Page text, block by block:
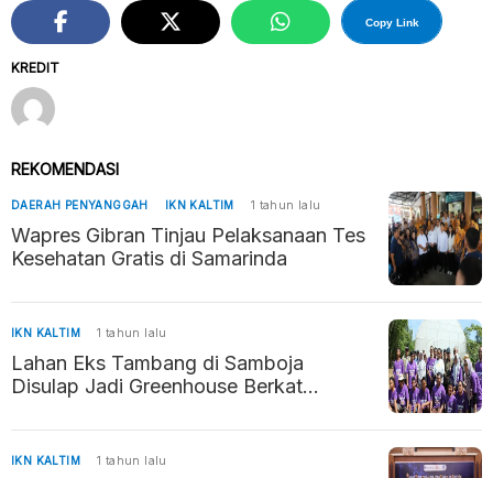
KREDIT
Copy Link
REKOMENDASI
DAERAH PENYANGGAH IKN KALTIM 1 tahun lalu
Wapres Gibran Tinjau Pelaksanaan Tes
Kesehatan Gratis di Samarinda
IKN KALTIM 1 tahun lalu
Lahan Eks Tambang di Samboja
Disulap Jadi Greenhouse Berkat
IKN KALTIM 1 tahun lalu